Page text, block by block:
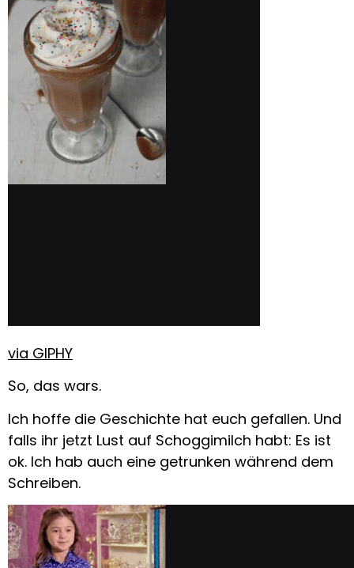
via GIPHY
So, das wars.
Ich hoffe die Geschichte hat euch gefallen. Und
falls ihr jetzt Lust auf Schoggimilch habt: Es ist
ok. Ich hab auch eine getrunken während dem
Schreiben.